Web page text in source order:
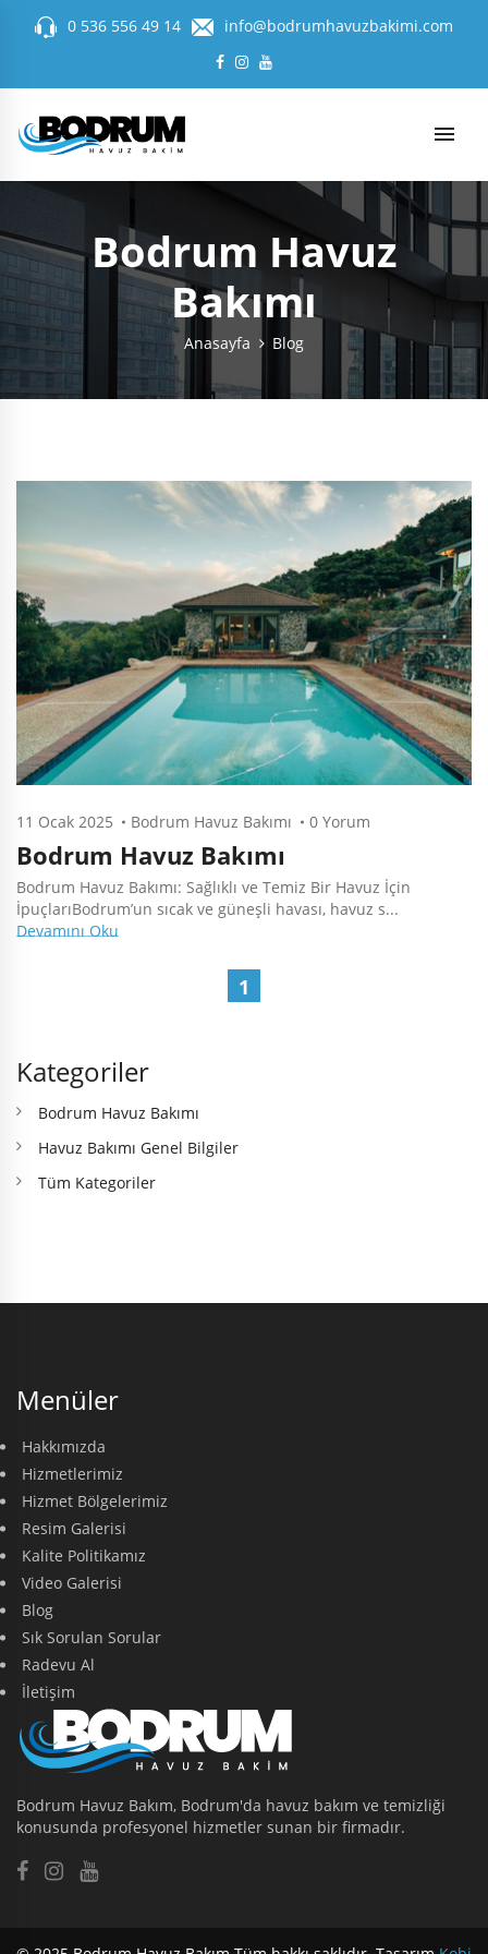
0 536 556 49 14 info@bodrumhavuzbakimi.com
Bodrum Havuz
Bakımı
Anasayfa Blog
11 Ocak 2025 Bodrum Havuz Bakımı 0 Yorum
Bodrum Havuz Bakımı
Bodrum Havuz Bakımı: Sağlıklı ve Temiz Bir Havuz İçin
İpuçlarıBodrum’un sıcak ve güneşli havası, havuz s...
Devamını Oku
1
Kategoriler
Bodrum Havuz Bakımı
Havuz Bakımı Genel Bilgiler
Tüm Kategoriler
Menüler
Hakkımızda
Hizmetlerimiz
Hizmet Bölgelerimiz
Resim Galerisi
Kalite Politikamız
Video Galerisi
Blog
Sık Sorulan Sorular
Radevu Al
İletişim
Bodrum Havuz Bakım, Bodrum'da havuz bakım ve temizliği
konusunda profesyonel hizmetler sunan bir firmadır.